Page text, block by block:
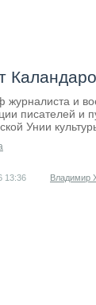
журналиста и
писателей и
Унии
13:36 Владимир